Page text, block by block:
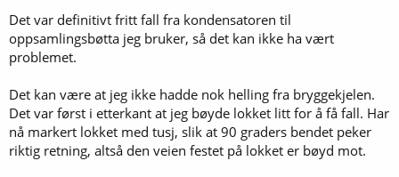
Det var definitivt fritt fall fra kondensatoren til
oppsamlingsbøtta jeg bruker, så det kan ikke ha vært
problemet.
Det kan være at jeg ikke hadde nok helling fra bryggekjelen.
Det var først i etterkant at jeg bøyde lokket litt for å få fall. Har
nå markert lokket med tusj, slik at 90 graders bendet peker
riktig retning, altså den veien festet på lokket er bøyd mot.